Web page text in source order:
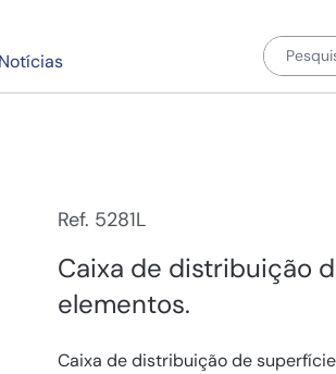
Ref. 5281L
Caixa de distribuição
elementos.
Caixa de distribuição de